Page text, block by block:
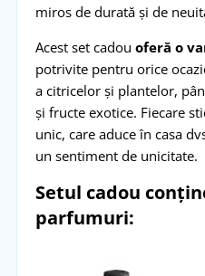
miros de durată și de
Acest set cadou oferă o
potrivite pentru orice
a citricelor și plantelor,
și fructe exotice. Fiecare
unic, care aduce în casa
un sentiment de unicitate.
Setul cadou
parfumuri: